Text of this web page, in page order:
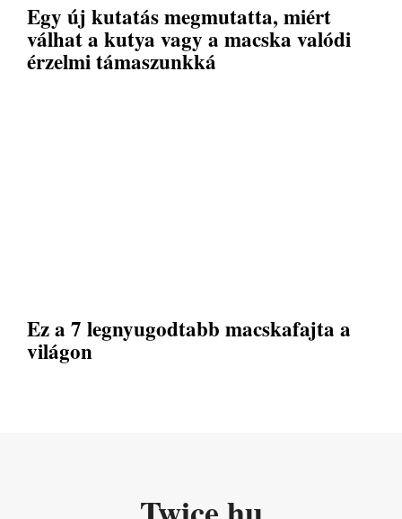
Egy új kutatás megmutatta, miért
válhat a kutya vagy a macska valódi
érzelmi támaszunkká
Ez a 7 legnyugodtabb macskafajta a
világon